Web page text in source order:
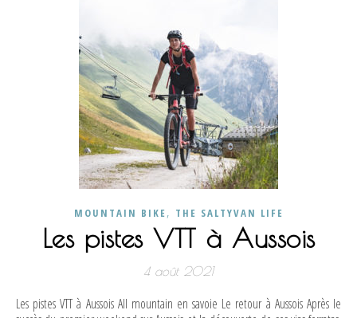
MOUNTAIN BIKE, THE SALTYVAN LIFE
Les pistes VTT à Aussois
4 août 2021
Les pistes VTT à Aussois All mountain en savoie Le retour à Aussois Après le